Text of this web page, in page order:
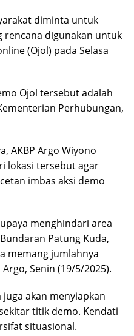
diminta untuk
rencana digunakan untuk
(Ojol) pada Selasa
Ojol tersebut adalah
Perhubungan,
AKBP Argo Wiyono
lokasi tersebut agar
imbas aksi demo
menghindari area
Patung Kuda,
memang jumlahnya
Senin (19/5/2025).
akan menyiapkan
titik demo. Kendati
situasional.